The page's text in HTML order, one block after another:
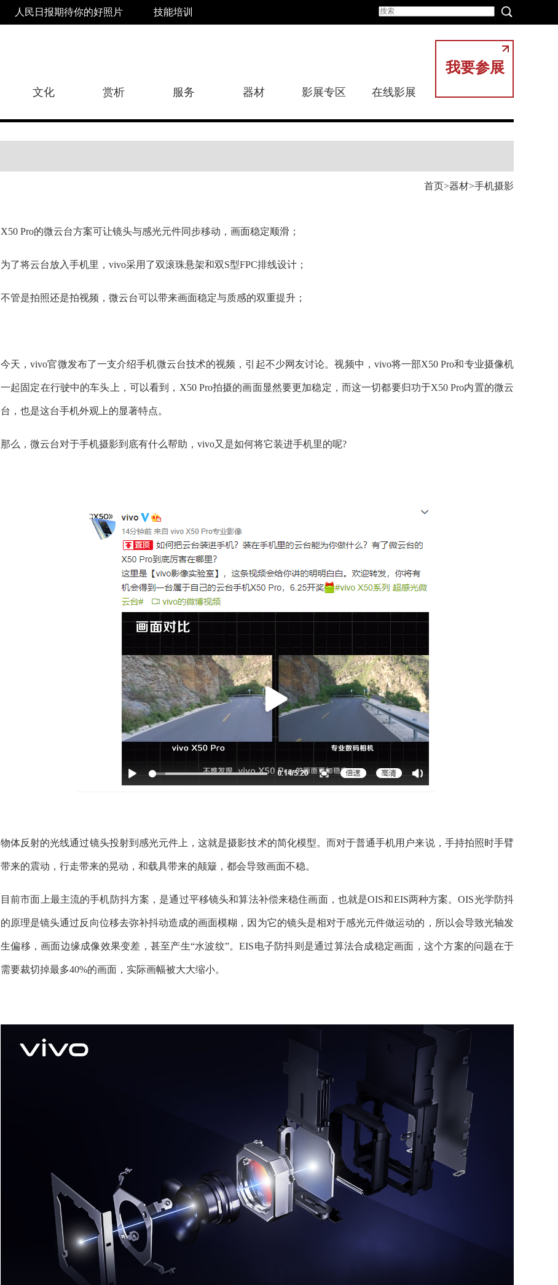
人民日报期待你的好照片 技能培训
我要参展
文化 赏析 服务 器材 影展专区 在线影展
首页 器材 手机摄影
X50 Pro的微云台方案可让镜头与感光元件同步移动，画面稳定顺滑；
为了将云台放入手机里，vivo采用了双滚珠悬架和双S型FPC排线设计；
不管是拍照还是拍视频，微云台可以带来画面稳定与质感的双重提升；
今天，vivo官微发布了一支介绍手机微云台技术的视频，引起不少网友讨论。视频中，vivo将一部X50 Pro和专业摄像机
一起固定在行驶中的车头上，可以看到，X50 Pro拍摄的画面显然要更加稳定，而这一切都要归功于X50 Pro内置的微云
台，也是这台手机外观上的显著特点。
那么，微云台对于手机摄影到底有什么帮助，vivo又是如何将它装进手机里的呢?
物体反射的光线通过镜头投射到感光元件上，这就是摄影技术的简化模型。而对于普通手机用户来说，手持拍照时手臂
带来的震动，行走带来的晃动，和载具带来的颠簸，都会导致画面不稳。
目前市面上最主流的手机防抖方案，是通过平移镜头和算法补偿来稳住画面，也就是OIS和EIS两种方案。OIS光学防抖
的原理是镜头通过反向位移去弥补抖动造成的画面模糊，因为它的镜头是相对于感光元件做运动的，所以会导致光轴发
生偏移，画面边缘成像效果变差，甚至产生“水波纹”。EIS电子防抖则是通过算法合成稳定画面，这个方案的问题在于
需要裁切掉最多40%的画面，实际画幅被大大缩小。